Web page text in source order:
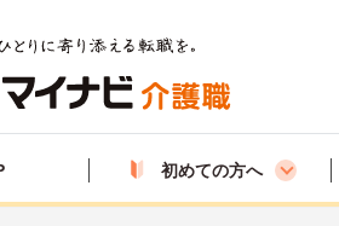
初めての方へ